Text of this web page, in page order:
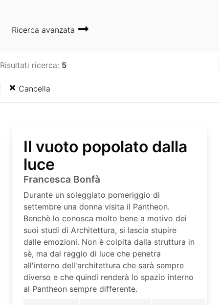
Ricerca avanzata
Risultati ricerca: 5
Cancella
Il vuoto popolato dalla
luce
Francesca Bonfà
Durante un soleggiato pomeriggio di
settembre una donna visita il Pantheon.
Benchè lo conosca molto bene a motivo dei
suoi studi di Architettura, si lascia stupire
dalle emozioni. Non è colpita dalla struttura in
sè, ma dal raggio di luce che penetra
all'interno dell'architettura che sarà sempre
diverso e che quindi renderà lo spazio interno
al Pantheon sempre differente.